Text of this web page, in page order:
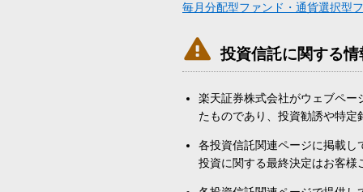
毎月分配型ファンド・通貨選択型
 投資信託に関する
楽天証券株式会社がウェブペ
たものであり、投資勧誘や特
各投資信託関連ページに掲載
投資に関する最終決定はお客